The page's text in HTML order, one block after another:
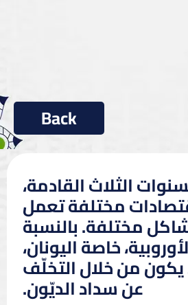
الثلاث القادمة،
مختلفة تعمل
مختلفة. بالنسبة
خاصة اليونان،
من خلال التخلّف
عن سداد الديّون.